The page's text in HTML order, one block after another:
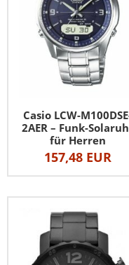
Casio LCW-
2AER – Funk-
für Herren
157,48 EUR